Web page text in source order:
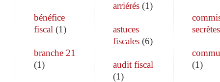
bénéfice
fiscal (1)
branche 21
(1)
arriérés(1)
astuces
fiscales(6)
audit fiscal
(1)
secrètes
(1)